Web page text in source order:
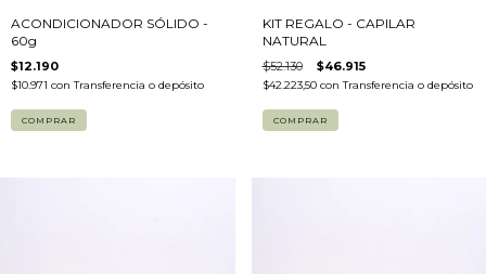
ACONDICIONADOR SÓLIDO -
60g
$12.190
$10.971 con Transferencia o depósito
KIT REGALO - CAPILAR
NATURAL
$52.130 $46.915
$42.223,50 con Transferencia o depósito
COMPRAR